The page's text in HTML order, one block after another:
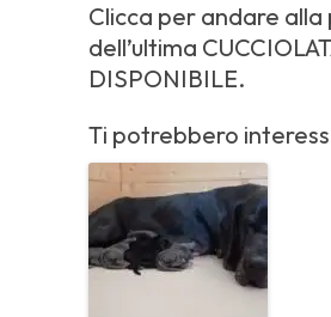
Clicca per andare alla
dell’ultima
DISPONIBILE.
Ti potrebbero